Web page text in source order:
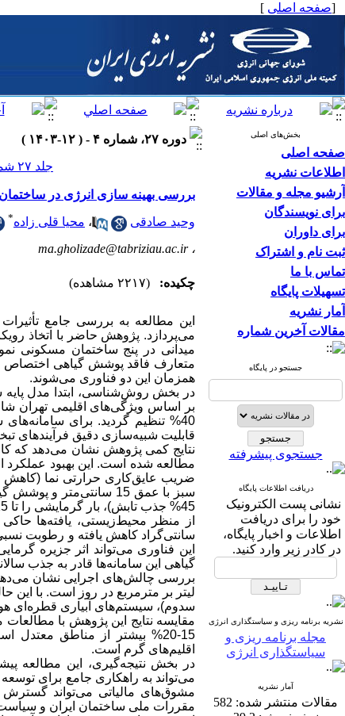
[صفحه اصلی ]
بخش‌های اصلی
صفحه اصلی
اطلاعات نشریه
آرشیو مجله و مقالات
برای نویسندگان
برای داوران
ثبت نام و اشتراک
تماس با ما
تسهیلات پایگاه
آمار نشریه
مقالات آخرین شماره
جستجو در پایگاه
جستجوی پیشرفته
دریافت اطلاعات پایگاه
نشانی پست الکترونیک
خود را برای دریافت
اطلاعات و اخبار پایگاه،
در کادر زیر وارد کنید.
نشریه برنامه ریزی و سیاستگذاری انرژی
مجله برنامه ریزی و
سیاستگذاری انرژی
آمار نشریه
مقالات منتشر شده: 582
دوره ۲۷، شماره ۴ - ( ۱۲-۱۴۰۳ )
جلد ۲۷ شماره ۴ صفحات ۷۱-۵۹
بررسی بهینه سازی انرژی در ساختمان
وحید صادقی ، محیا قلی زاده*
،ma.gholizade@tabriziau.ac.ir
چکیده: (۲۲۱۷ مشاهده)
این مطالعه به بررسی جامع
می‌پردازد. پژوهش حاضر با اتخاذ
میدانی در پنج ساختمان مسکونی
متعارف فاقد پوشش گیاهی اختصاص
همزمان این دو فناوری می‌شوند.
در بخش روش‌شناسی، ابتدا مدل پایه
40% تنظیم گردید. برای سامانه‌های سبز، از ماژول‌های تخصصی
قابلیت شبیه‌سازی دقیق فرآیندهای
مطالعه شده است. این بهبود عملکرد
ضریب عایق‌کاری حرارتی نما (کاهش
سبز با عمق 15 سانتی‌متر و پوشش گیاهی سدوم، از طریق افزایش مقاومت حرارتی
45% جذب تابش)، بار گرمایشی را تا 25% کاهش داده‌اند
گیاهی این سامانه‌ها قادر به جذب سالانه 20% ذرات
بررسی چالش‌های اجرایی نشان
لیتر بر مترمربع در روز است. با این
سدوم)، سیستم‌های آبیاری قطره‌ای هوشمند
مقایسه نتایج این پژوهش با
15-20% بیشتر از مناطق
اقلیم‌های گرم است.
در بخش نتیجه‌گیری، این مطالعه
می‌تواند به راهکاری جامع برای
مشوق‌های مالیاتی می‌تواند گسترش
مقررات ملی ساختمان ایران و